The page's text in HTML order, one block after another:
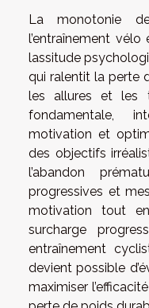
La monotonie
l’entraînement
lassitude
qui ralentit la perte
les allures et les
fondamentale,
motivation et
des objectifs
l’abandon
progressives et
motivation tout
surcharge
entraînement
devient possible
maximiser